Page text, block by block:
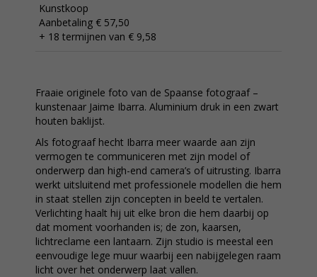
Kunstkoop
Aanbetaling € 57,50
+ 18 termijnen van € 9,58
Fraaie originele foto van de Spaanse fotograaf –
kunstenaar Jaime Ibarra. Aluminium druk in een zwart
houten baklijst.
Als fotograaf hecht Ibarra meer waarde aan zijn
vermogen te communiceren met zijn model of
onderwerp dan high-end camera’s of uitrusting. Ibarra
werkt uitsluitend met professionele modellen die hem
in staat stellen zijn concepten in beeld te vertalen.
Verlichting haalt hij uit elke bron die hem daarbij op
dat moment voorhanden is; de zon, kaarsen,
lichtreclame een lantaarn. Zijn studio is meestal een
eenvoudige lege muur waarbij een nabijgelegen raam
licht over het onderwerp laat vallen.